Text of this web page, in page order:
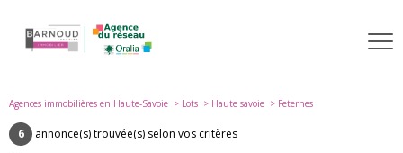
Agences immobilières en Haute-Savoie Lots Haute savoie Feternes
6
annonce(s) trouvée(s) selon vos critères